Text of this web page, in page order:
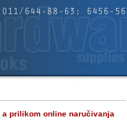
a prilikom online naručivanja